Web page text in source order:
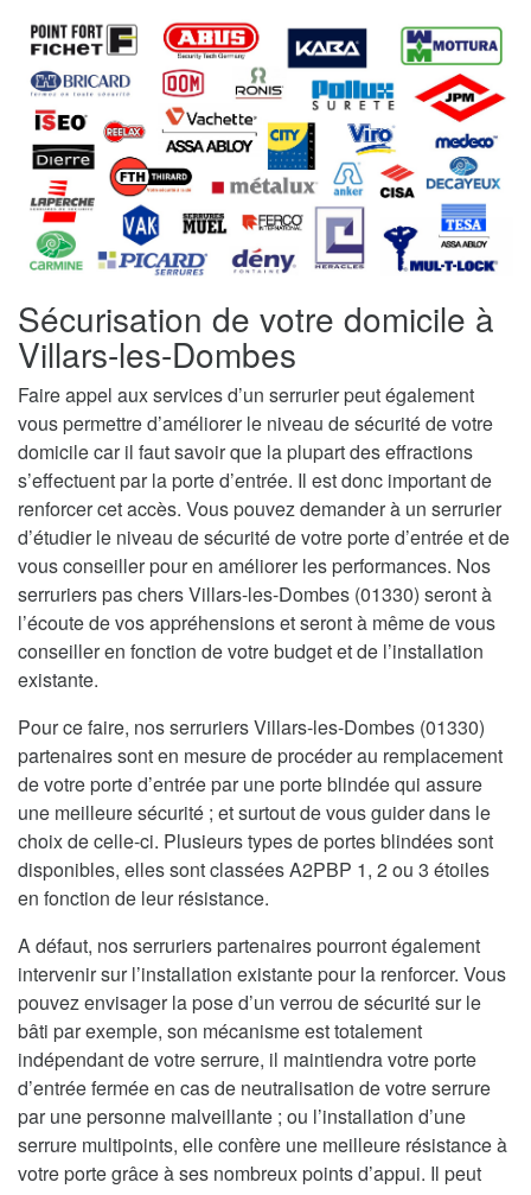
Sécurisation de votre domicile à
Villars-les-Dombes
Faire appel aux services d’un serrurier peut également
vous permettre d’améliorer le niveau de sécurité de votre
domicile car il faut savoir que la plupart des effractions
s’effectuent par la porte d’entrée. Il est donc important de
renforcer cet accès. Vous pouvez demander à un serrurier
d’étudier le niveau de sécurité de votre porte d’entrée et de
vous conseiller pour en améliorer les performances. Nos
serruriers pas chers Villars-les-Dombes (01330) seront à
l’écoute de vos appréhensions et seront à même de vous
conseiller en fonction de votre budget et de l’installation
existante.
Pour ce faire, nos serruriers Villars-les-Dombes (01330)
partenaires sont en mesure de procéder au remplacement
de votre porte d’entrée par une porte blindée qui assure
une meilleure sécurité ; et surtout de vous guider dans le
choix de celle-ci. Plusieurs types de portes blindées sont
disponibles, elles sont classées A2PBP 1, 2 ou 3 étoiles
en fonction de leur résistance.
A défaut, nos serruriers partenaires pourront également
intervenir sur l’installation existante pour la renforcer. Vous
pouvez envisager la pose d’un verrou de sécurité sur le
bâti par exemple, son mécanisme est totalement
indépendant de votre serrure, il maintiendra votre porte
d’entrée fermée en cas de neutralisation de votre serrure
par une personne malveillante ; ou l’installation d’une
serrure multipoints, elle confère une meilleure résistance à
votre porte grâce à ses nombreux points d’appui. Il peut